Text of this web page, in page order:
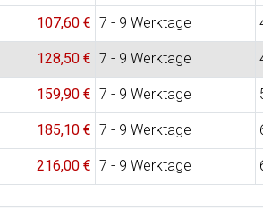
107,60 € 7 - 9 Werktage
128,50 € 7 - 9 Werktage
159,90 € 7 - 9 Werktage
185,10 € 7 - 9 Werktage
216,00 € 7 - 9 Werktage